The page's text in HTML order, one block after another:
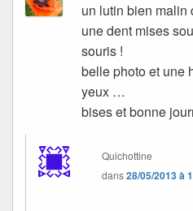
un lutin bien malin
une dent mises
souris !
belle photo et une
yeux …
bises et bonne
Quichottine
dans28/05/2013 à